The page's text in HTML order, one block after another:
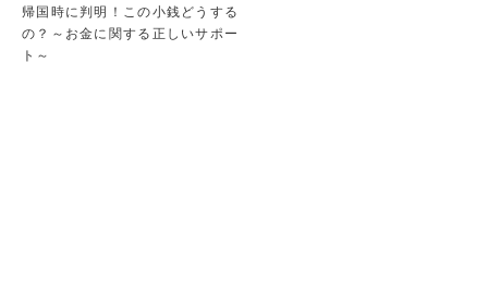
帰国時に判明！この小銭どうする
の？～お金に関する正しいサポー
ト～